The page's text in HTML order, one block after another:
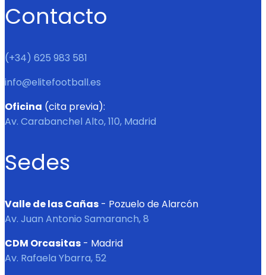
Contacto
(+34) 625 983 581
info@elitefootball.es
Oficina (cita previa):
Av. Carabanchel Alto, 110, Madrid
Sedes
Valle de las Cañas - Pozuelo de Alarcón
Av. Juan Antonio Samaranch, 8
CDM Orcasitas - Madrid
Av. Rafaela Ybarra, 52